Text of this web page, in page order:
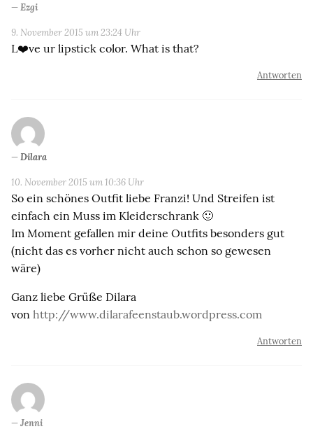
Ezgi
9. November 2015 um 23:24 Uhr
L❤️ve ur lipstick color. What is that?
Antworten
Dilara
10. November 2015 um 10:36 Uhr
So ein schönes Outfit liebe Franzi! Und Streifen ist
einfach ein Muss im Kleiderschrank 🙂
Im Moment gefallen mir deine Outfits besonders gut
(nicht das es vorher nicht auch schon so gewesen
wäre)
Ganz liebe Grüße Dilara
von http://www.dilarafeenstaub.wordpress.com
Antworten
Jenni